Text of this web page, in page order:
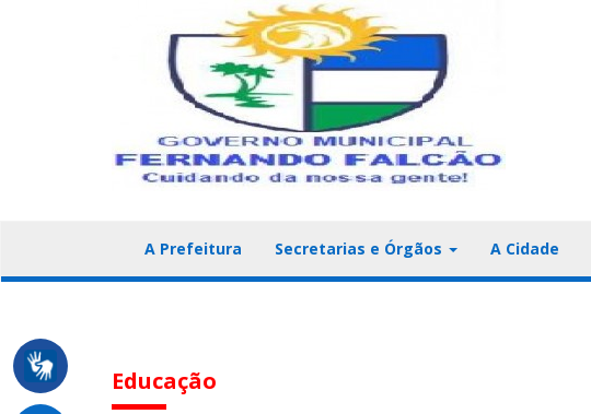
A Prefeitura Secretarias e Órgãos A Cidade
Educação